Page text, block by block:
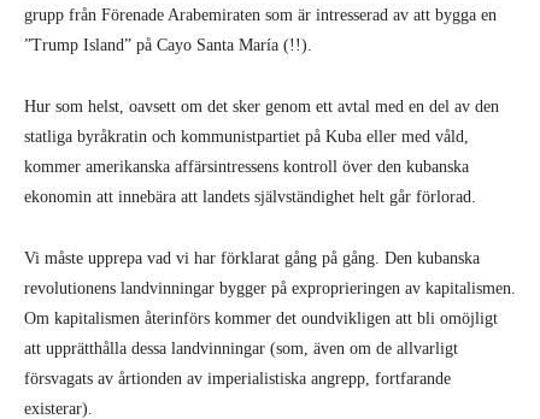
grupp från Förenade Arabemiraten som är intresserad av att bygga en
”Trump Island” på Cayo Santa María (!!).
Hur som helst, oavsett om det sker genom ett avtal med en del av den
statliga byråkratin och kommunistpartiet på Kuba eller med våld,
kommer amerikanska affärsintressens kontroll över den kubanska
ekonomin att innebära att landets självständighet helt går förlorad.
Vi måste upprepa vad vi har förklarat gång på gång. Den kubanska
revolutionens landvinningar bygger på exproprieringen av kapitalismen.
Om kapitalismen återinförs kommer det oundvikligen att bli omöjligt
att upprätthålla dessa landvinningar (som, även om de allvarligt
försvagats av årtionden av imperialistiska angrepp, fortfarande
existerar).